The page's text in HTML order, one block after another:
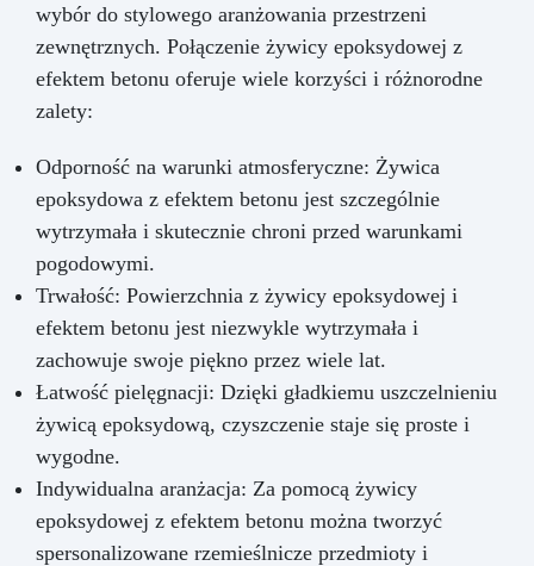
wybór do stylowego aranżowania przestrzeni
zewnętrznych. Połączenie żywicy epoksydowej z
efektem betonu oferuje wiele korzyści i różnorodne
zalety:
Odporność na warunki atmosferyczne: Żywica
epoksydowa z efektem betonu jest szczególnie
wytrzymała i skutecznie chroni przed warunkami
pogodowymi.
Trwałość: Powierzchnia z żywicy epoksydowej i
efektem betonu jest niezwykle wytrzymała i
zachowuje swoje piękno przez wiele lat.
Łatwość pielęgnacji: Dzięki gładkiemu uszczelnieniu
żywicą epoksydową, czyszczenie staje się proste i
wygodne.
Indywidualna aranżacja: Za pomocą żywicy
epoksydowej z efektem betonu można tworzyć
spersonalizowane rzemieślnicze przedmioty i